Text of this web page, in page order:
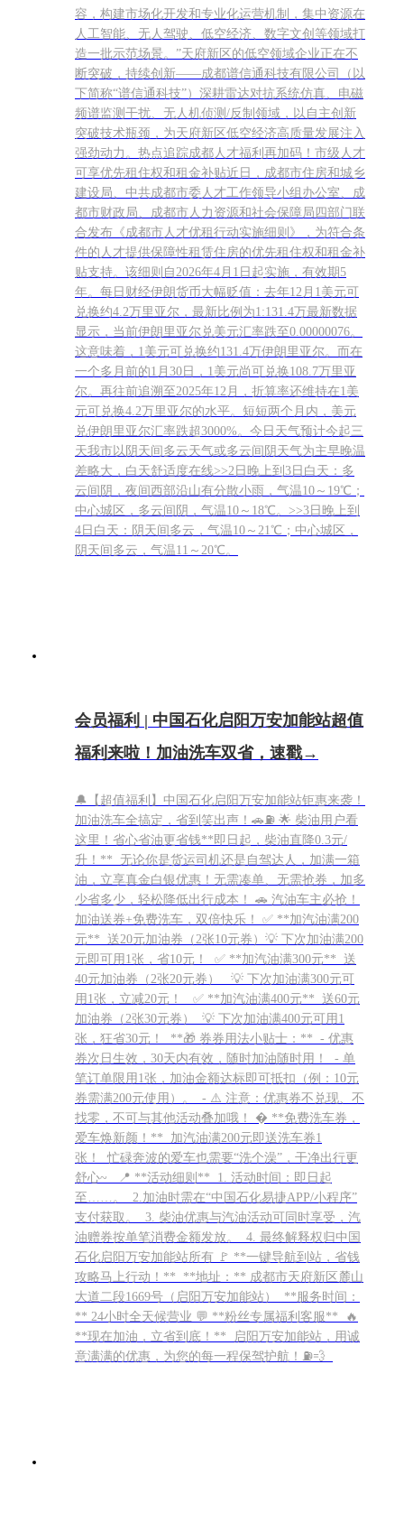
容，构建市场化开发和专业化运营机制，集中资源在
人工智能、无人驾驶、低空经济、数字文创等领域打
造一批示范场景。”天府新区的低空领域企业正在不
断突破，持续创新——成都谱信通科技有限公司（以
下简称“谱信通科技”）深耕雷达对抗系统仿真、电磁
频谱监测干扰、无人机侦测/反制领域，以自主创新
突破技术瓶颈，为天府新区低空经济高质量发展注入
强劲动力。热点追踪成都人才福利再加码！市级人才
可享优先租住权和租金补贴近日，成都市住房和城乡
建设局、中共成都市委人才工作领导小组办公室、成
都市财政局、成都市人力资源和社会保障局四部门联
合发布《成都市人才优租行动实施细则》，为符合条
件的人才提供保障性租赁住房的优先租住权和租金补
贴支持。该细则自2026年4月1日起实施，有效期5
年。每日财经伊朗货币大幅贬值：去年12月1美元可
兑换约4.2万里亚尔，最新比例为1:131.4万最新数据
显示，当前伊朗里亚尔兑美元汇率跌至0.00000076。
这意味着，1美元可兑换约131.4万伊朗里亚尔。而在
一个多月前的1月30日，1美元尚可兑换108.7万里亚
尔。再往前追溯至2025年12月，折算率还维持在1美
元可兑换4.2万里亚尔的水平。短短两个月内，美元
兑伊朗里亚尔汇率跌超3000%。今日天气预计今起三
天我市以阴天间多云天气或多云间阴天气为主早晚温
差略大，白天舒适度在线>>2日晚上到3日白天：多
云间阴，夜间西部沿山有分散小雨，气温10～19℃；
中心城区，多云间阴，气温10～18℃。>>3日晚上到
4日白天：阴天间多云，气温10～21℃；中心城区，
阴天间多云，气温11～20℃。
会员福利 | 中国石化启阳万安加能站超值
福利来啦！加油洗车双省，速戳→
🔔【超值福利】中国石化启阳万安加能站钜惠来袭！
加油洗车全搞定，省到笑出声！🚗⛽️ 🌟 柴油用户看
这里！省心省油更省钱**即日起，柴油直降0.3元/
升！** 无论你是货运司机还是自驾达人，加满一箱
油，立享真金白银优惠！无需凑单、无需抢券，加多
少省多少，轻松降低出行成本！ 🚗 汽油车主必抢！
加油送券+免费洗车，双倍快乐！ ✅ **加汽油满200
元** 送20元加油券（2张10元券）💡 下次加油满200
元即可用1张，省10元！ ✅ **加汽油满300元** 送
40元加油券（2张20元券） 💡 下次加油满300元可
用1张，立减20元！ ✅ **加汽油满400元** 送60元
加油券（2张30元券） 💡 下次加油满400元可用1
张，狂省30元！ **🎁 券券用法小贴士：** - 优惠
券次日生效，30天内有效，随时加油随时用！ - 单
笔订单限用1张，加油金额达标即可抵扣（例：10元
券需满200元使用）。 - ⚠️ 注意：优惠券不兑现、不
找零，不可与其他活动叠加哦！ � **免费洗车券，
爱车焕新颜！** 加汽油满200元即送洗车券1
张！ 忙碌奔波的爱车也需要“洗个澡”，干净出行更
舒心~ 📍 **活动细则** 1. 活动时间：即日起
至……。 2.加油时需在“中国石化易捷APP/小程序”
支付获取。 3. 柴油优惠与汽油活动可同时享受，汽
油赠券按单笔消费金额发放。 4. 最终解释权归中国
石化启阳万安加能站所有 🚩 **一键导航到站，省钱
攻略马上行动！** **地址：** 成都市天府新区麓山
大道二段1669号（启阳万安加能站） **服务时间：
** 24小时全天候营业 💬 **粉丝专属福利客服** 🔥
**现在加油，立省到底！** 启阳万安加能站，用诚
意满满的优惠，为您的每一程保驾护航！⛽️💨